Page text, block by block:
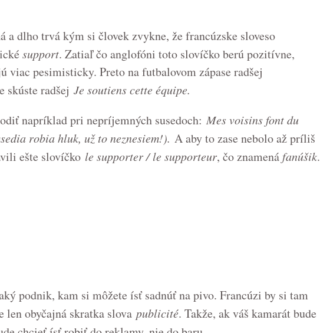
a dlho trvá kým si človek zvykne, že francúzske sloveso
support. Zatiaľ čo anglofóni toto slovíčko berú pozitívne,
viac pesimisticky. Preto na futbalovom zápase radšej
skúste radšej Je soutiens cette équipe.
napríklad pri nepríjemných susedoch: Mes voisins font du
robia hluk, už to neznesiem!). A aby to zase nebolo až príliš
ešte slovíčko le supporter / le supporteur, čo znamenáfanúšik.
podnik, kam si môžete ísť sadnúť na pivo. Francúzi by si tam
len obyčajná skratka slova publicité. Takže, ak váš kamarát bude